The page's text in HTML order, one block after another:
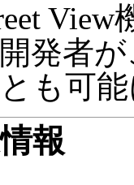
View
発者
も可
報